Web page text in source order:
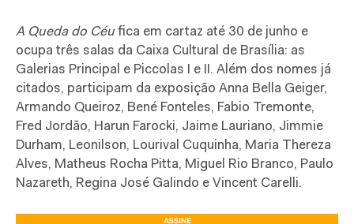
A Queda do Céu fica em cartaz até 30 de junho e
ocupa três salas da Caixa Cultural de Brasília: as
Galerias Principal e Piccolas I e II. Além dos nomes já
citados, participam da exposição Anna Bella Geiger,
Armando Queiroz, Bené Fonteles, Fabio Tremonte,
Fred Jordão, Harun Farocki, Jaime Lauriano, Jimmie
Durham, Leonilson, Lourival Cuquinha, Maria Thereza
Alves, Matheus Rocha Pitta, Miguel Rio Branco, Paulo
Nazareth, Regina José Galindo e Vincent Carelli.